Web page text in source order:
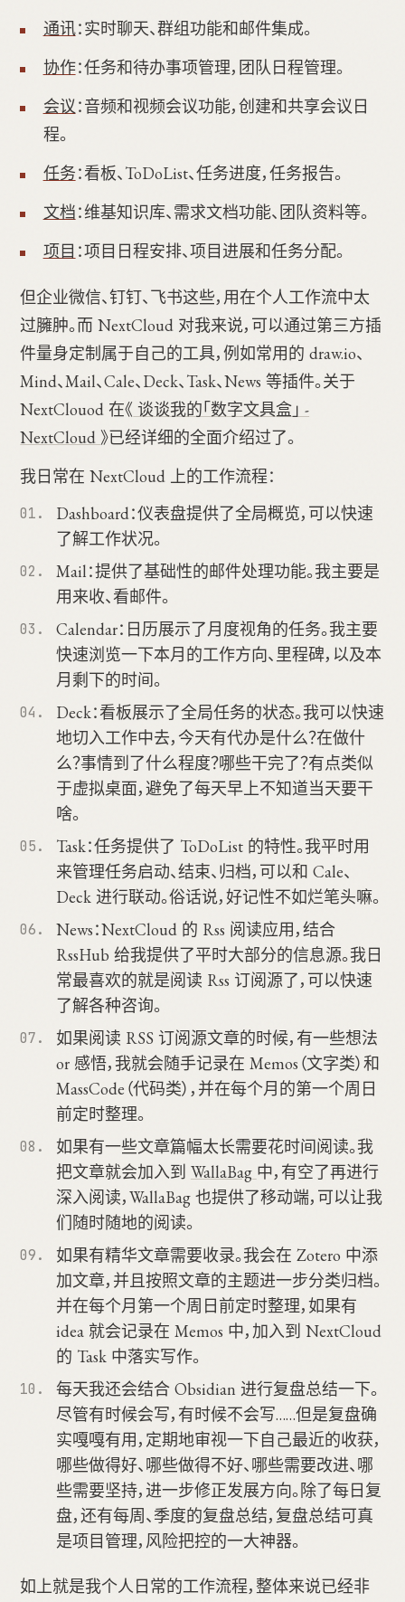
通讯：实时聊天、群组功能和邮件集成。
协作：任务和待办事项管理，团队日程管理。
会议：音频和视频会议功能，创建和共享会议日
程。
任务：看板、ToDoList、任务进度，任务报告。
文档：维基知识库、需求文档功能、团队资料等。
项目 ：项目日程安排、项目进展和任务分配。
但企业微信、钉钉、飞书这些，用在个人工作流中太
过臃肿。而 NextCloud 对我来说，可以通过第三方插
件量身定制属于自己的工具，例如常用的 draw.io、
Mind、Mail、Cale、Deck、Task、News 等插件。关于
NextClouod 在《 谈谈我的「数字文具盒」 -
NextCloud》已经详细的全面介绍过了。
我日常在 NextCloud 上的工作流程：
Dashboard：仪表盘提供了全局概览，可以快速
了解工作状况。
Mail：提供了基础性的邮件处理功能。我主要是
用来收、看邮件。
Calendar：日历展示了月度视角的任务。我主要
快速浏览一下本月的工作方向、里程碑，以及本
月剩下的时间。
Deck：看板展示了全局任务的状态。我可以快速
地切入工作中去，今天有代办是什么？在做什
么？事情到了什么程度？哪些干完了？有点类似
于虚拟桌面，避免了每天早上不知道当天要干
啥。
Task：任务提供了 ToDoList 的特性。我平时用
来管理任务启动、结束、归档，可以和 Cale、
Deck 进行联动。俗话说，好记性不如烂笔头嘛。
News：NextCloud 的 Rss 阅读应用，结合
RssHub 给我提供了平时大部分的信息源。我日
常最喜欢的就是阅读 Rss 订阅源了，可以快速
了解各种咨询。
如果阅读 RSS 订阅源文章的时候，有一些想法
or 感悟，我就会随手记录在 Memos（文字类）和
MassCode（代码类），并在每个月的第一个周日
前定时整理。
如果有一些文章篇幅太长需要花时间阅读。我
把文章就会加入到 WallaBag 中，有空了再进行
深入阅读，WallaBag 也提供了移动端，可以让我
们随时随地的阅读。
如果有精华文章需要收录。我会在 Zotero 中添
加文章，并且按照文章的主题进一步分类归档。
并在每个月第一个周日前定时整理，如果有
idea 就会记录在 Memos 中，加入到 NextCloud
的 Task 中落实写作。
每天我还会结合 Obsidian 进行复盘总结一下。
尽管有时候会写，有时候不会写……但是复盘确
实嘎嘎有用，定期地审视一下自己最近的收获，
哪些做得好、哪些做得不好、哪些需要改进、哪
些需要坚持，进一步修正发展方向。除了每日复
盘，还有每周、季度的复盘总结，复盘总结可真
是项目管理，风险把控的一大神器。
如上就是我个人日常的工作流程，整体来说已经非